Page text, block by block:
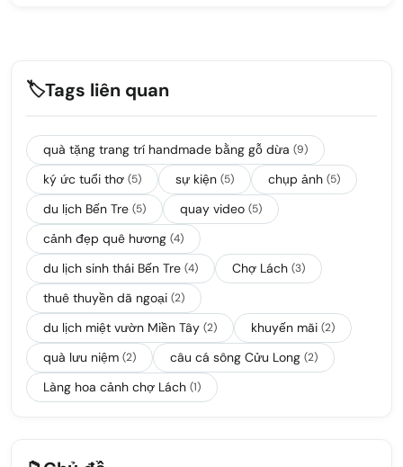
🏷️Tags liên quan
quà tặng trang trí handmade bằng gỗ dừa (9)
ký ức tuổi thơ (5) sự kiện (5) chụp ảnh (5)
du lịch Bến Tre (5) quay video (5)
cảnh đẹp quê hương (4)
du lịch sinh thái Bến Tre (4) Chợ Lách (3)
thuê thuyền dã ngoại (2)
du lịch miệt vườn Miền Tây (2) khuyến mãi (2)
quà lưu niệm (2) câu cá sông Cửu Long (2)
Làng hoa cảnh chợ Lách (1)